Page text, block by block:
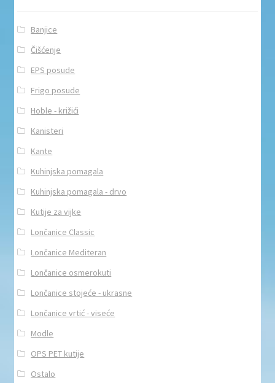
Banjice
Čišćenje
EPS posude
Frigo posude
Hoble - križići
Kanisteri
Kante
Kuhinjska pomagala
Kuhinjska pomagala - drvo
Kutije za vijke
Lončanice Classic
Lončanice Mediteran
Lončanice osmerokuti
Lončanice stojeće - ukrasne
Lončanice vrtić - viseće
Modle
OPS PET kutije
Ostalo